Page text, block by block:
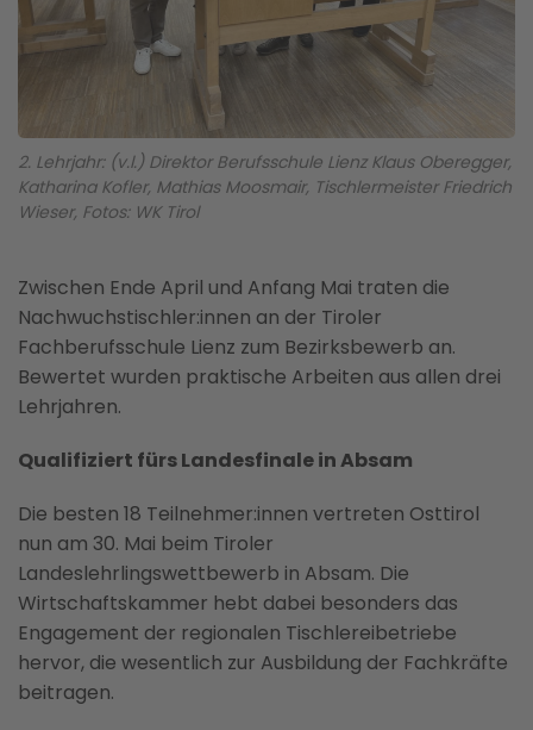
2. Lehrjahr: (v.l.) Direktor Berufsschule Lienz Klaus Oberegger,
Katharina Kofler, Mathias Moosmair, Tischlermeister Friedrich
Wieser, Fotos: WK Tirol
Zwischen Ende April und Anfang Mai traten die
Nachwuchstischler:innen an der Tiroler
Fachberufsschule Lienz zum Bezirksbewerb an.
Bewertet wurden praktische Arbeiten aus allen drei
Lehrjahren.
Qualifiziert fürs Landesfinale in Absam
Die besten 18 Teilnehmer:innen vertreten Osttirol
nun am 30. Mai beim Tiroler
Landeslehrlingswettbewerb in Absam. Die
Wirtschaftskammer hebt dabei besonders das
Engagement der regionalen Tischlereibetriebe
hervor, die wesentlich zur Ausbildung der Fachkräfte
beitragen.